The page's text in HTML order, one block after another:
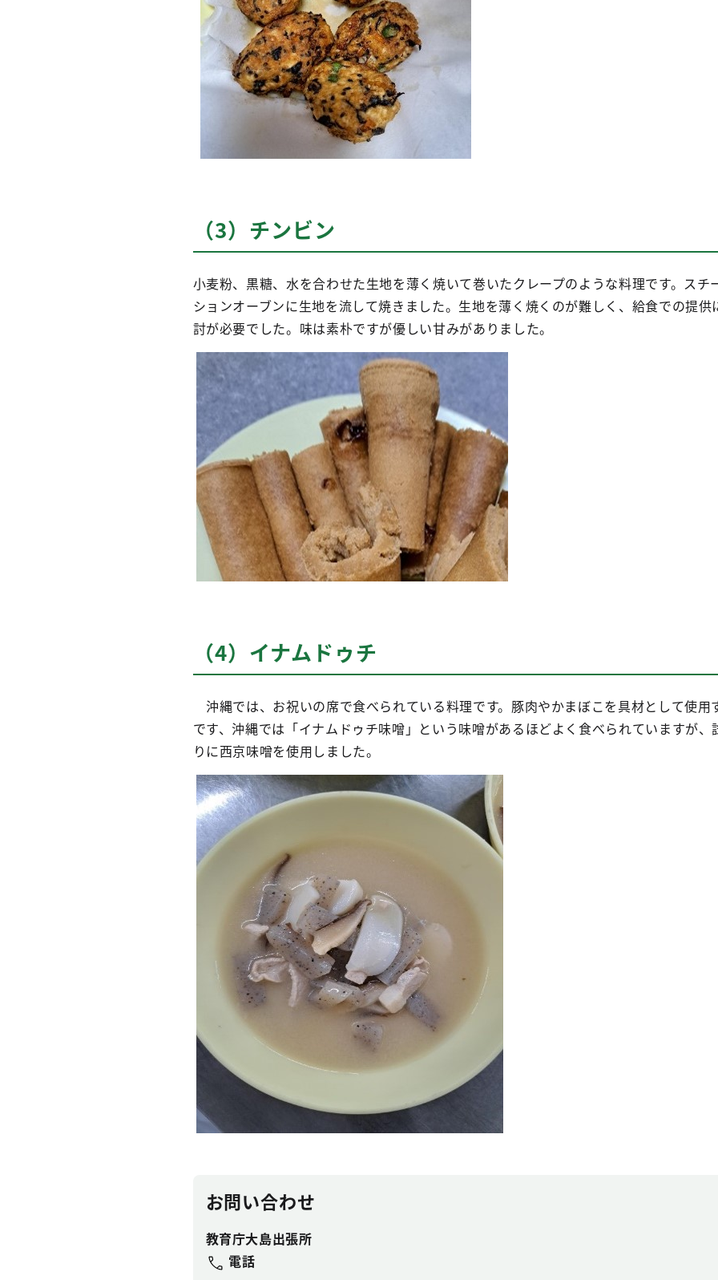
（3）チンビン
小麦粉、黒糖、水を合わせた生地を薄く焼いて巻いたクレープのような料理です。スチ
ションオーブンに生地を流して焼きました。生地を薄く焼くのが難しく、給食での提供
討が必要でした。味は素朴ですが優しい甘みがありました。
（4）イナムドゥチ
沖縄では、お祝いの席で食べられている料理です。豚肉やかまぼこを具材として使用
です、沖縄では「イナムドゥチ味噌」という味噌があるほどよく食べられていますが、
りに西京味噌を使用しました。
お問い合わせ
教育庁大島出張所
電話